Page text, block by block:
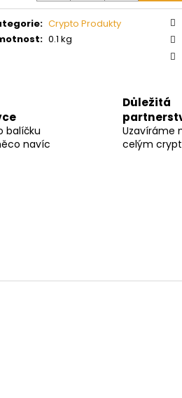
: Crypto Produkty
: 0.1 kg
balíčku
navíc
Důležitá
Uzavíráme
celým